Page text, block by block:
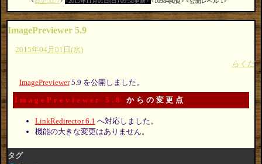
ImagePreviewer 5.9
2015年04月01日(水)
らくだ
ImagePreviewer5.9 を公開しました。
ImagePreviewer 5.8 からの変更点
LinkRedirector 6.1 へ対応しました。
機能の大きな変更はありません。
タグ